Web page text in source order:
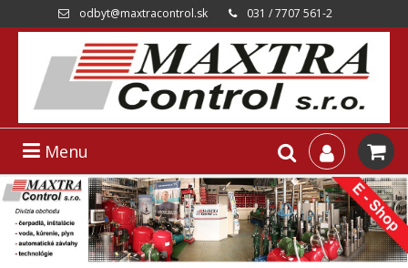
odbyt@maxtracontrol.sk 031 / 7707 561-2
Menu